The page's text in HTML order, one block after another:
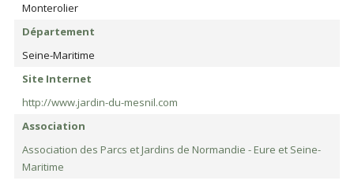
Monterolier
Département
Seine-Maritime
Site Internet
http://www.jardin-du-mesnil.com
Association
Association des Parcs et Jardins de Normandie - Eure et Seine-
Maritime